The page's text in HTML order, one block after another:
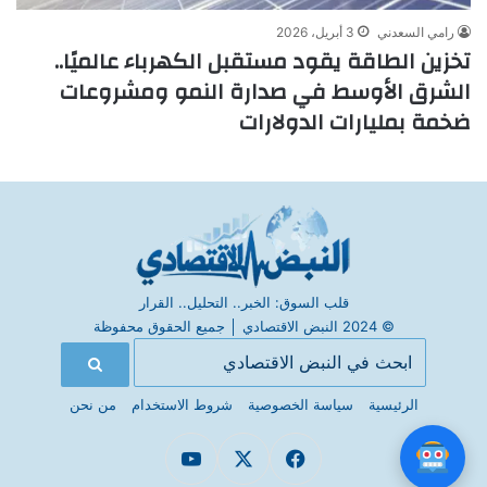
رامي السعدني 3 أبريل، 2026
تخزين الطاقة يقود مستقبل الكهرباء عالميًا..
الشرق الأوسط في صدارة النمو ومشروعات
ضخمة بمليارات الدولارات
قلب السوق: الخبر.. التحليل.. القرار
© 2024 النبض الاقتصادي
جميع الحقوق محفوظة
الرئيسية سياسة الخصوصية شروط الاستخدام من نحن